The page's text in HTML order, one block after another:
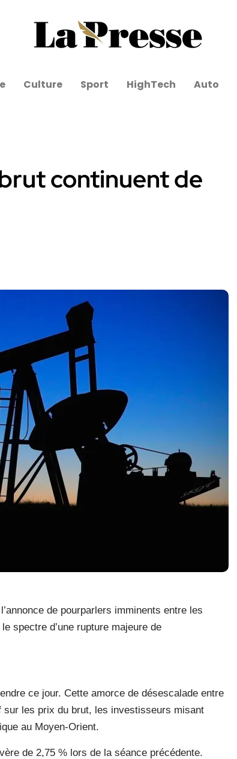
Culture Sport HighTech Auto
continuent de
de pourparlers imminents entre les
spectre d’une rupture majeure de
ce jour. Cette amorce de désescalade entre
les prix du brut, les investisseurs misant
au Moyen-Orient.
de 2,75 % lors de la séance précédente.